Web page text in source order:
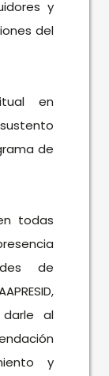
y
del
en
de
todas
de
al
y